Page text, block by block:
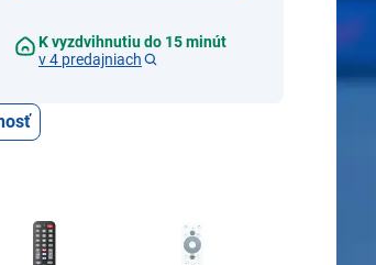
K vyzdvihnutiu do 15 minút
v 4 predajniach